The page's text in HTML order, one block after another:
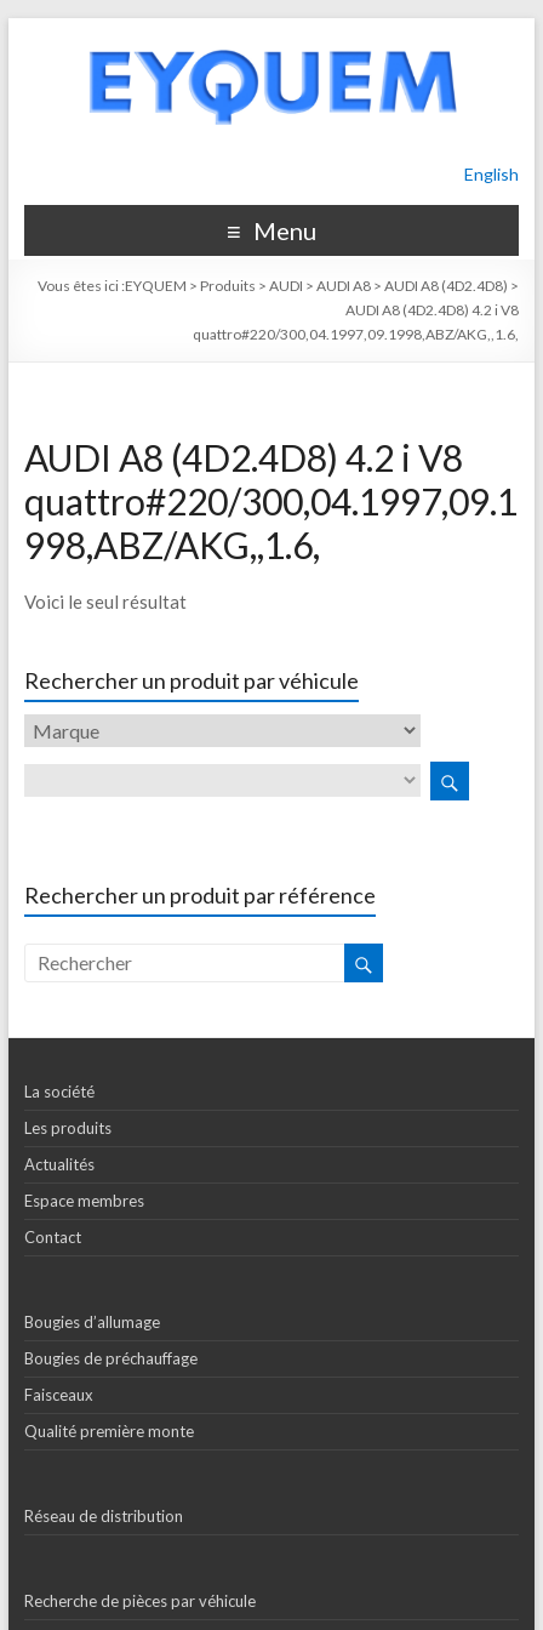
English
Menu
Vous êtes ici :EYQUEM > Produits >AUDI >AUDI A8 >AUDI A8 (4D2.4D8) >
AUDI A8 (4D2.4D8) 4.2 i V8
quattro#220/300,04.1997,09.1998,ABZ/AKG,,1.6,
AUDI A8 (4D2.4D8) 4.2 i V8
quattro#220/300,04.1997,09.1
998,ABZ/AKG,,1.6,
Voici le seul résultat
Rechercher un produit par véhicule
Rechercher un produit par référence
La société
Les produits
Actualités
Espace membres
Contact
Bougies d’allumage
Bougies de préchauffage
Faisceaux
Qualité première monte
Réseau de distribution
Recherche de pièces par véhicule